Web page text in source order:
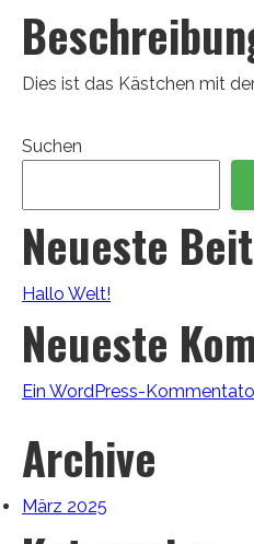
Dies ist das Kästchen mit
Suchen
Neueste
Hallo Welt!
Neueste
Ein WordPress-
Archive
März 2025